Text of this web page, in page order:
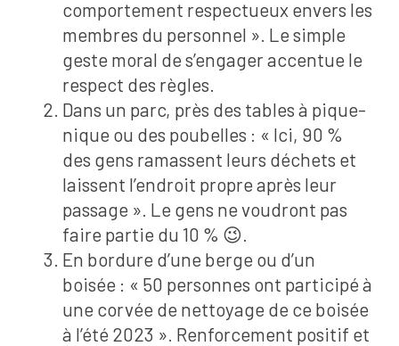
comportement respectueux envers les
membres du personnel ». Le simple
geste moral de s’engager accentue le
respect des règles.
Dans un parc, près des tables à pique-
nique ou des poubelles : « Ici, 90 %
des gens ramassent leurs déchets et
laissent l’endroit propre après leur
passage ». Le gens ne voudront pas
faire partie du 10 % 😉.
En bordure d’une berge ou d’un
boisée : « 50 personnes ont participé à
une corvée de nettoyage de ce boisée
à l’été 2023 ». Renforcement positif et